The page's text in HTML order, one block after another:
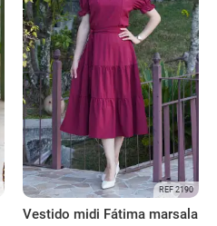
REF 2190
Vestido midi Fátima marsala